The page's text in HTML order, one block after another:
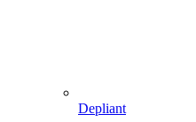
Depliant